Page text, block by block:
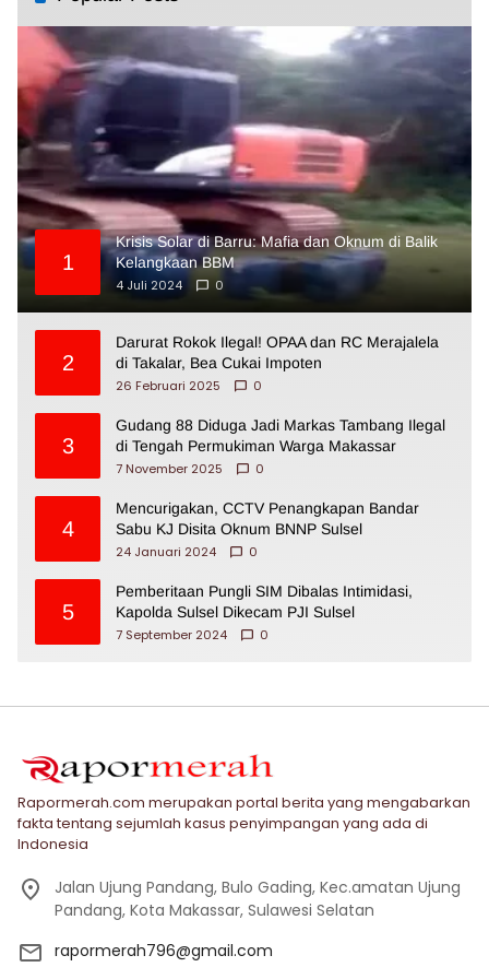
1
Krisis Solar di Barru: Mafia dan Oknum di Balik
Kelangkaan BBM
4 Juli 2024
0
2
Darurat Rokok Ilegal! OPAA dan RC Merajalela
di Takalar, Bea Cukai Impoten
26 Februari 2025
0
3
Gudang 88 Diduga Jadi Markas Tambang Ilegal
di Tengah Permukiman Warga Makassar
7 November 2025
0
4
Mencurigakan, CCTV Penangkapan Bandar
Sabu KJ Disita Oknum BNNP Sulsel
24 Januari 2024
0
5
Pemberitaan Pungli SIM Dibalas Intimidasi,
Kapolda Sulsel Dikecam PJI Sulsel
7 September 2024
0
Rapormerah.com merupakan portal berita yang mengabarkan
fakta tentang sejumlah kasus penyimpangan yang ada di
Indonesia
Jalan Ujung Pandang, Bulo Gading, Kec.amatan Ujung
Pandang, Kota Makassar, Sulawesi Selatan
rapormerah796@gmail.com